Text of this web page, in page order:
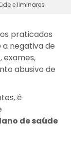
e liminares
praticados
a negativa de
abusivo de
é
de saúde